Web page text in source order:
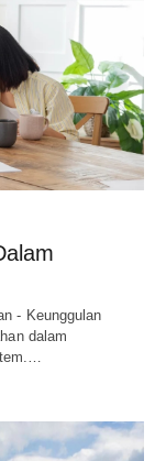
- Keunggulan
dalam